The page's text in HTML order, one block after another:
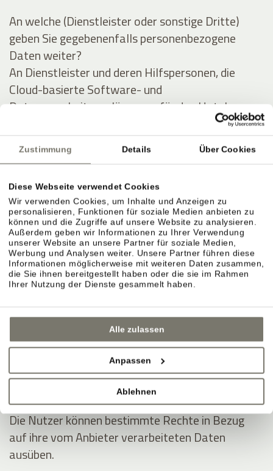
Zustimmung Details Über Cookies
Diese Webseite verwendet Cookies
Wir verwenden Cookies, um Inhalte und Anzeigen zu
personalisieren, Funktionen für soziale Medien anbieten zu
können und die Zugriffe auf unsere Website zu analysieren.
Außerdem geben wir Informationen zu Ihrer Verwendung
unserer Website an unsere Partner für soziale Medien,
Werbung und Analysen weiter. Unsere Partner führen diese
Informationen möglicherweise mit weiteren Daten zusammen,
die Sie ihnen bereitgestellt haben oder die sie im Rahmen
Ihrer Nutzung der Dienste gesammelt haben.
Alle zulassen
Anpassen
Ablehnen
An welche (Dienstleister oder sonstige Dritte)
geben Sie gegebenenfalls personenbezogene
Daten weiter?
An Dienstleister und deren Hilfspersonen, die
Cloud-basierte Software- und
Datenverarbeitungslösungen für das Hotel
anbieten, und im Auftrag des Hotels Daten des
Gastes (zu obigen Zwecken) auswerten und
verarbeiten.
Ausführliche Angaben über die Verarbeitung
personenbezogener Daten
Personenbezogene Daten werden zu folgenden
Zwecken unter Inanspruchnahme folgender
Dienstleistungen erhoben:
Analytik
Anzeigen von Inhalten externer Plattformen
Kontaktieren des Nutzers
Die Rechte der Nutzer
Die Nutzer können bestimmte Rechte in Bezug
auf ihre vom Anbieter verarbeiteten Daten
ausüben.